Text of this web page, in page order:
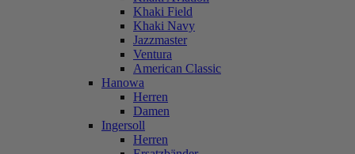
Khaki Field
Khaki Navy
Jazzmaster
Ventura
American Classic
Hanowa
Herren
Damen
Ingersoll
Herren